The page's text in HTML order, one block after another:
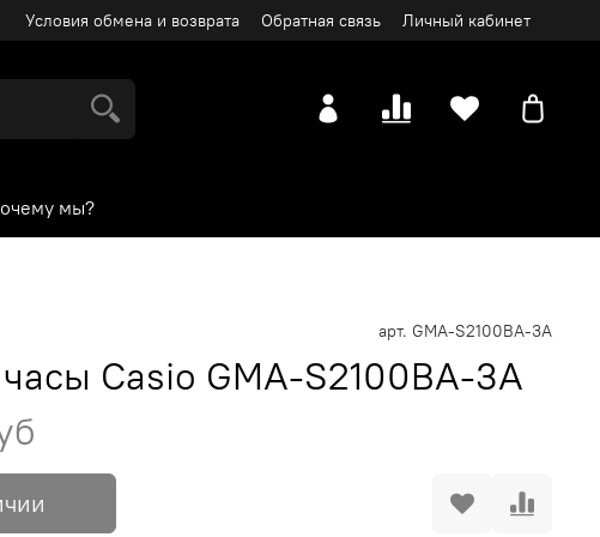
Условия обмена и возврата Обратная связь Личный кабинет
мы?
арт. GMA-S2100BA-3A
Casio GMA-S2100BA-3A